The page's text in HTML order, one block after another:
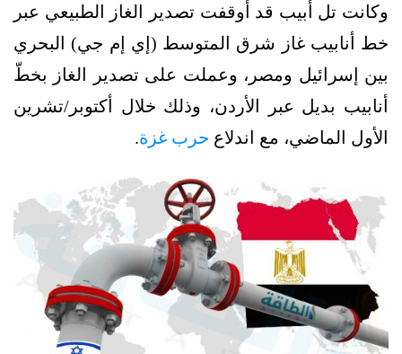
وكانت تل أبيب قد أوقفت تصدير الغاز الطبيعي عبر
خط أنابيب غاز شرق المتوسط (إي إم جي) البحري
بين إسرائيل ومصر، وعملت على تصدير الغاز بخطّ
أنابيب بديل عبر الأردن، وذلك خلال أكتوبر/تشرين
الأول الماضي، مع اندلاع حرب غزة.